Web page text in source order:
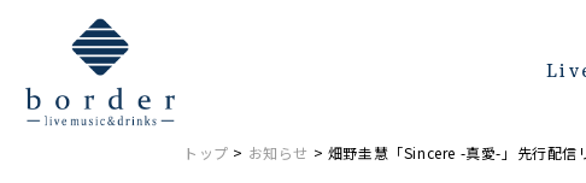
トップ > お知らせ > 畑野圭慧「Sincere -真愛-」先行配信